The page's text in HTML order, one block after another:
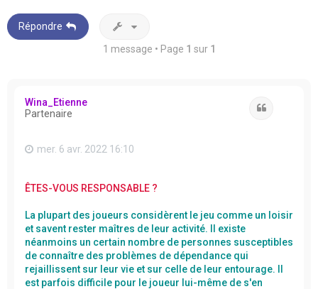
Répondre
1 message • Page 1 sur 1
Wina_Etienne
Partenaire
mer. 6 avr. 2022 16:10
ÊTES-VOUS RESPONSABLE ?
La plupart des joueurs considèrent le jeu comme un loisir
et savent rester maîtres de leur activité. Il existe
néanmoins un certain nombre de personnes susceptibles
de connaître des problèmes de dépendance qui
rejaillissent sur leur vie et sur celle de leur entourage. Il
est parfois difficile pour le joueur lui-même de s'en